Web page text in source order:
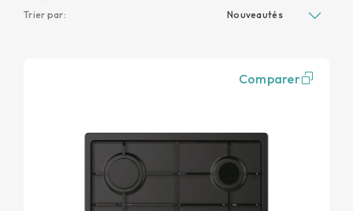
offre des solutions de deux à six feux et est disponible en
Trier par:
Comparer